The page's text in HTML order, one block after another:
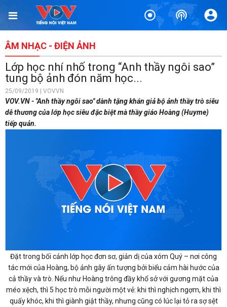
ÂM NHẠC - ĐIỆN ẢNH
Lớp học nhí nhố trong “Anh thầy ngôi sao”
tung bộ ảnh đón năm học...
25/09/2019 | VOVVN
VOV.VN - "Anh thầy ngôi sao" dành tặng khán giả bộ ảnh thầy trò siêu
dễ thương của lớp học siêu đặc biệt mà thầy giáo Hoàng (Huyme)
tiếp quản.
Đặt trong bối cảnh lớp học đơn sơ, giản dị của xóm Quý – nơi công
tác mới của Hoàng, bộ ảnh gây ấn tượng bởi biểu cảm hài hước của
cả thầy và trò. Nếu như Hoàng trông đầy khổ sở với gương mặt của
méo xệch, thì 5 học trò mỗi người một vẻ: khi thì nghịch ngợm, khi thì
quấy khóc, khi thì giành giật thầy, nhưng cũng có lúc lại tỏ ra sợ sệt